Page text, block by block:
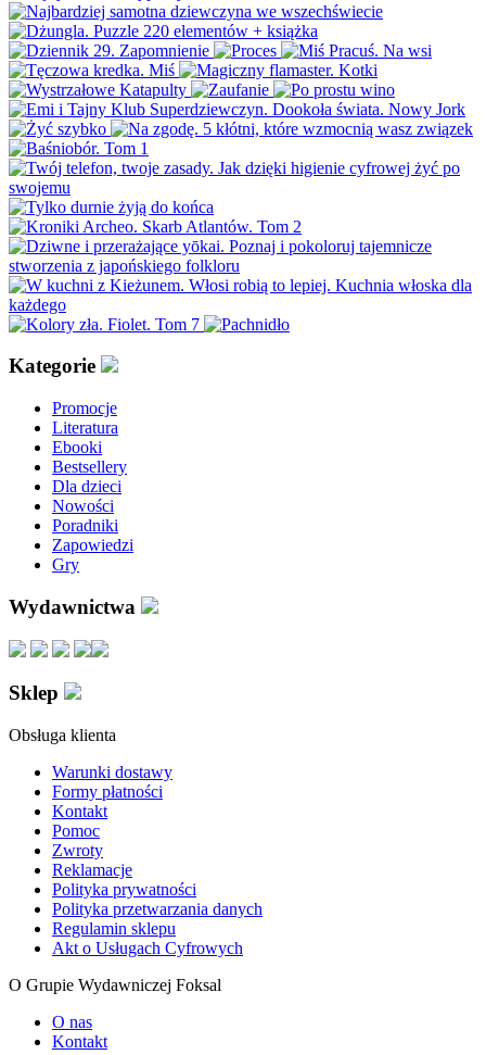
Kategorie
Promocje
Literatura
Ebooki
Bestsellery
Dla dzieci
Nowości
Poradniki
Zapowiedzi
Gry
Wydawnictwa
Sklep
Obsługa klienta
Warunki dostawy
Formy płatności
Kontakt
Pomoc
Zwroty
Reklamacje
Polityka prywatności
Polityka przetwarzania danych
Regulamin sklepu
Akt o Usługach Cyfrowych
O Grupie Wydawniczej Foksal
O nas
Kontakt